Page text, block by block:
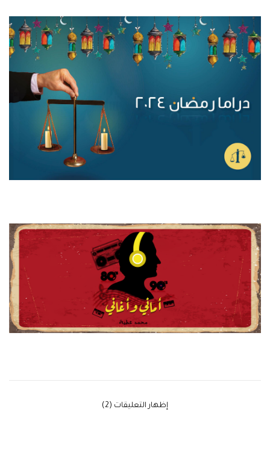
‫إظهار التعليقات (2)